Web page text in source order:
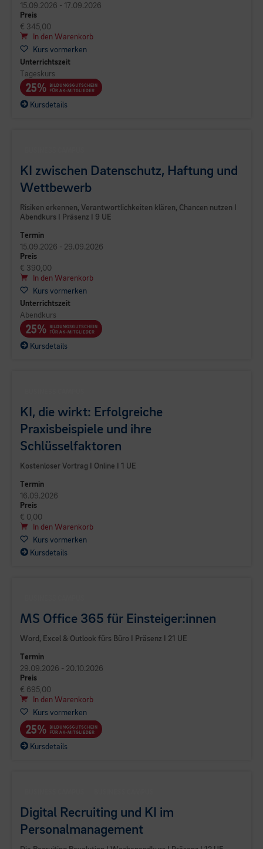
15.09.2026 - 17.09.2026
Preis
€ 345,00
In den Warenkorb
Kurs vormerken
Unterrichtszeit
Tageskurs
Kursdetails
KI zwischen Datenschutz, Haftung und
Wettbewerb
Risiken erkennen, Verantwortlichkeiten klären, Chancen nutzen I
Abendkurs I Präsenz I 9 UE
Termin
15.09.2026 - 29.09.2026
Preis
€ 390,00
In den Warenkorb
Kurs vormerken
Unterrichtszeit
Abendkurs
Kursdetails
KI, die wirkt: Erfolgreiche
Praxisbeispiele und ihre
Schlüsselfaktoren
Kostenloser Vortrag I Online I 1 UE
Termin
16.09.2026
Preis
€ 0,00
In den Warenkorb
Kurs vormerken
Kursdetails
MS Office 365 für Einsteiger:innen
Word, Excel & Outlook fürs Büro I Präsenz I 21 UE
Termin
29.09.2026 - 20.10.2026
Preis
€ 695,00
In den Warenkorb
Kurs vormerken
Kursdetails
Digital Recruiting und KI im
Personalmanagement